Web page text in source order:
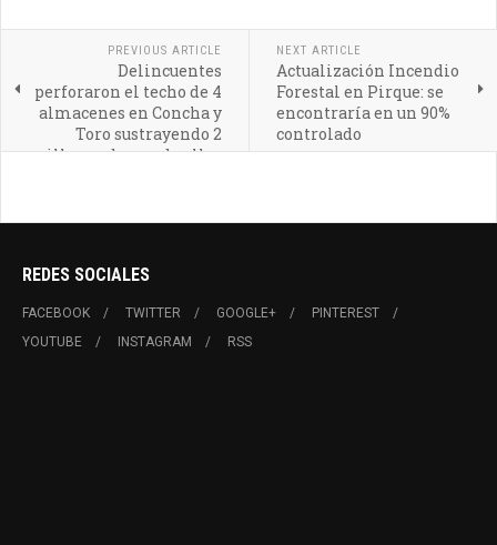
PREVIOUS ARTICLE
Delincuentes
perforaron el techo de 4
almacenes en Concha y
Toro sustrayendo 2
millones de uno de ellos
NEXT ARTICLE
Actualización Incendio
Forestal en Pirque: se
encontraría en un 90%
controlado
REDES SOCIALES
FACEBOOK TWITTER GOOGLE+
PINTEREST
YOUTUBE
INSTAGRAM RSS